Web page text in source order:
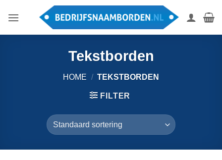
naar
Tekstborden
HOME / TEKSTBORDEN
FILTER